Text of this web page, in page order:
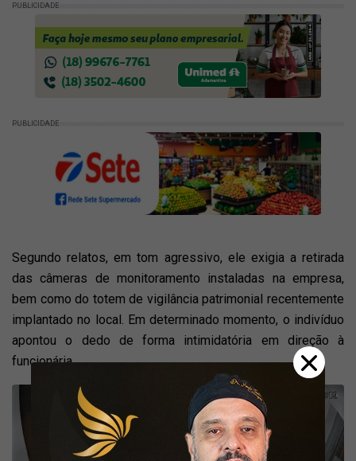
PUBLICIDADE
PUBLICIDADE
Segundo relatos, em tom agressivo, ele exigia a retirada
das câmeras de monitoramento instaladas na empresa,
bem como do totem de vigilância patrimonial recentemente
implantado no local. Em determinado momento, o indivíduo
apontou o dedo de forma intimidatória em direção à
funcionária.